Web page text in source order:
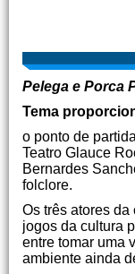
Pelega e Porca
Tema
o ponto de
Teatro Glauce
Bernardes
folclore.
Os três atores
jogos da cultura
entre tomar uma
ambiente ainda